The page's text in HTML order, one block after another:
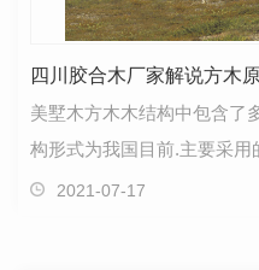
四川胶合木厂家解说方木
美墅木方木木结构中包含了
构形式为我国目前.主要采
构形式进行建造的。木框架
2021-07-17